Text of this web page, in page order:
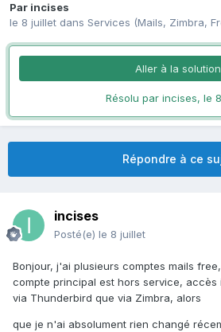
Par incises
le 8 juillet dans Services (Mails, Zimbra,
Aller à la solution
Résolu par incises, le
Répondre à ce
incises
Posté(e) le 8 juillet
Bonjour, j'ai plusieurs comptes mails
compte principal est hors service, accès
via Thunderbird que via Zimbra, alors
que je n'ai absolument rien changé